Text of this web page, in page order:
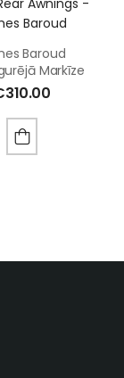
Baroud
Markīze
310.00